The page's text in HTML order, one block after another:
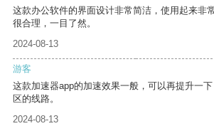
这款办公软件的界面设计非常简洁，使用起来非
很合理，一目了然。
2024-08-13
游客
这款加速器app的加速效果一般，可以再提升一
区的线路。
2024-08-13